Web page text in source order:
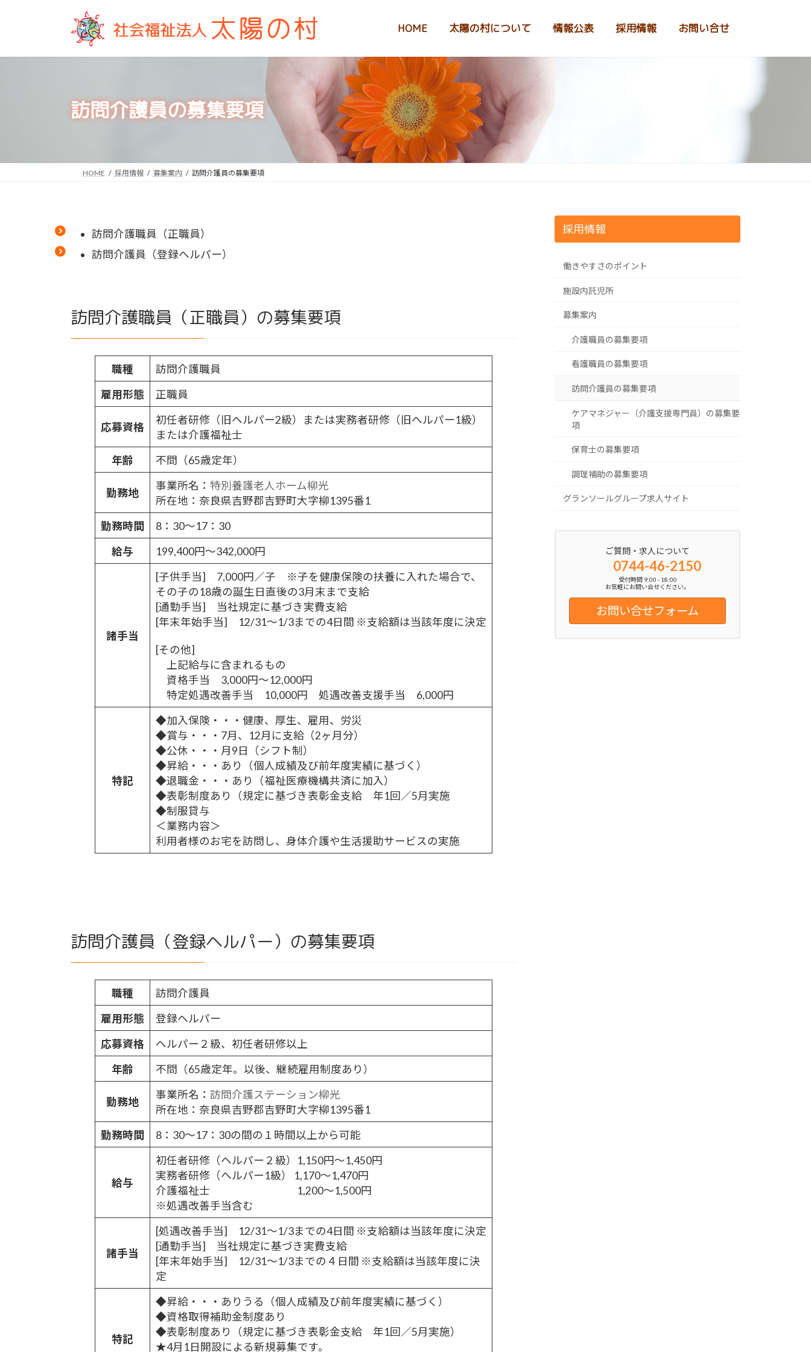
HOME 太陽の村について 情報公表 採用情報 お問い合せ
訪問介護員の募集要項
HOME 採用情報 募集案内 訪問介護員の募集要項
訪問介護職員（正職員）
訪問介護員（登録ヘルパー）
訪問介護職員（正職員）の募集要項
職種
訪問介護職員
雇用形態
正職員
応募資格
初任者研修（旧ヘルパー2級）または実務者研修（旧ヘルパー1級）
または介護福祉士
年齢
不問（65歳定年）
勤務地
事業所名： 特別養護老人ホーム柳光
所在地：奈良県吉野郡吉野町大字柳1395番1
勤務時間
8：30～17：30
給与
199,400円～342,000円
諸手当
[子供手当] 7,000円／子 ※子を健康保険の扶養に入れた場合で、
その子の18歳の誕生日直後の3月末まで支給
[通勤手当] 当社規定に基づき実費支給
[年末年始手当] 12/31～1/3までの4日間 ※支給額は当該年度に決定
[その他]
上記給与に含まれるもの
資格手当 3,000円～12,000円
特定処遇改善手当 10,000円 処遇改善支援手当 6,000円
特記
◆加入保険・・・健康、厚生、雇用、労災
◆賞与・・・7月、12月に支給（2ヶ月分）
◆公休・・・月9日（シフト制）
◆昇給・・・あり（個人成績及び前年度実績に基づく）
◆退職金・・・あり（福祉医療機構共済に加入）
◆表彰制度あり（規定に基づき表彰金支給 年1回／5月実施
◆制服貸与
＜業務内容＞
利用者様のお宅を訪問し、身体介護や生活援助サービスの実施
訪問介護員（登録ヘルパー）の募集要項
職種
訪問介護員
雇用形態
登録ヘルパー
応募資格
ヘルパー２級、初任者研修以上
年齢
不問（65歳定年。以後、継続雇用制度あり）
勤務地
事業所名： 訪問介護ステーション柳光
所在地：奈良県吉野郡吉野町大字柳1395番1
勤務時間
8：30～17：30の間の１時間以上から可能
給与
初任者研修（ヘルパー２級）1,150円～1,450円
実務者研修（ヘルパー1級） 1,170～1,470円
介護福祉士 1,200～1,500円
※処遇改善手当含む
諸手当
[処遇改善手当] 12/31～1/3までの4日間 ※支給額は当該年度に決定
[通勤手当] 当社規定に基づき実費支給
[年末年始手当] 12/31～1/3までの４日間 ※支給額は当該年度に決
定
特記
◆昇給・・・ありうる（個人成績及び前年度実績に基づく）
◆資格取得補助金制度あり
◆表彰制度あり（規定に基づき表彰金支給 年1回／5月実施）
★4月1日開設による新規募集です。
採用情報
働きやすさのポイント
施設内託児所
募集案内
介護職員の募集要項
看護職員の募集要項
訪問介護員の募集要項
ケアマネジャー（介護支援専門員）の募集要
項
保育士の募集要項
調理補助の募集要項
グランソールグループ求人サイト
ご質問・求人について
0744-46-2150
受付時間 9:00 - 18:00
お気軽にお問い合せください。
お問い合せフォーム